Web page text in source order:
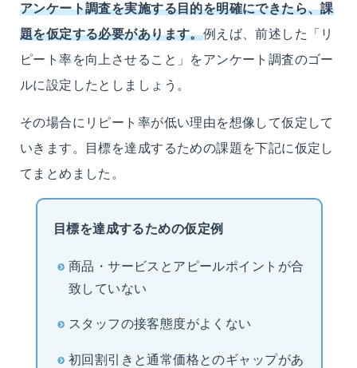
アンケート調査を実施する目的を明確にできたら、課
題を仮定する必要があります。例えば、前述した「リ
ピート率を向上させること」をアンケート調査のゴー
ルに設定したとしましょう。
その場合にリピート率が低い理由を想像して仮定して
いきます。目標を達成するための課題を下記に仮定し
てまとめました。
目標を達成するための仮定例
商品・サービスとアピールポイントが合
致していない
スタッフの接客態度がよくない
初回割引きと通常価格とのギャップがあ